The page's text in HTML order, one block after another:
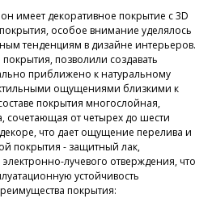
имеет декоративное покрытие c 3D
особое внимание уделялось
тенденциям в дизайне интерьеров.
позволили создавать
приближено к натуральному
ощущениями близкими к
покрытия многослойная,
сочетающая от четырех до шести
что дает ощущение перелива и
покрытия - защитный лак,
лучевого отверждения, что
устойчивость
покрытия: